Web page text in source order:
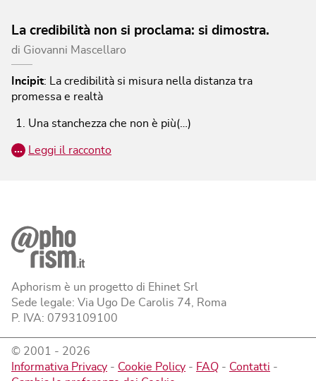
La credibilità non si proclama: si dimostra.
di Giovanni Mascellaro
Incipit:
La credibilità si misura nella distanza tra
promessa e realtà
Una stanchezza che non è più(…)
… Leggi il racconto
Aphorism è un progetto di Ehinet Srl
Sede legale: Via Ugo De Carolis 74, Roma
P. IVA: 0793109100
© 2001 - 2026
Informativa Privacy - Cookie Policy - FAQ - Contatti -